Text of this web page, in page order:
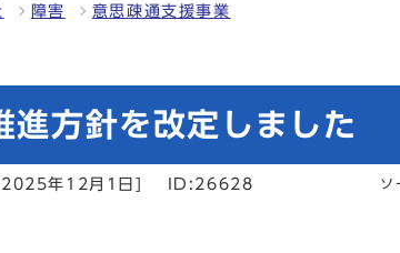
障害 意思疎通支援事業
進方針を改定しました
2025年12月1日] ID:26628 ソ